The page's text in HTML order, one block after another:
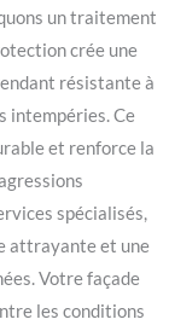
un traitement
crée une
résistante à
intempéries. Ce
et renforce la
spécialisés,
attrayante et une
Votre façade
les conditions